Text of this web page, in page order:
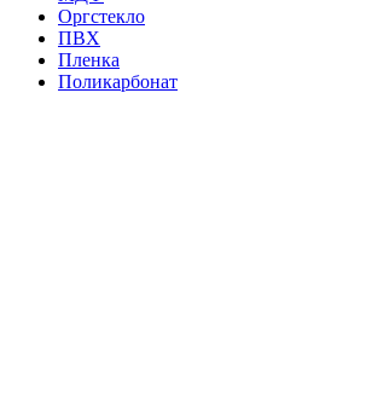
Оргстекло
ПВХ
Пленка
Поликарбонат